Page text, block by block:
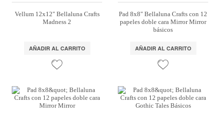
Vellum 12x12" Bellaluna Crafts
Madness 2
AÑADIR AL CARRITO
Pad 8x8" Bellaluna Crafts con 12
papeles doble cara Mirror Mirror
básicos
AÑADIR AL CARRITO